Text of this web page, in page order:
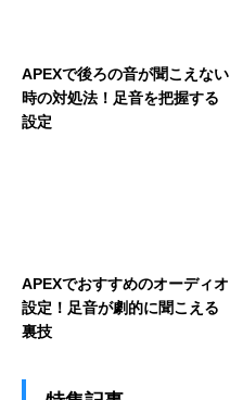
APEXで後ろの音が聞こえない
時の対処法！足音を把握する
設定
APEXでおすすめのオーディオ
設定！足音が劇的に聞こえる
裏技